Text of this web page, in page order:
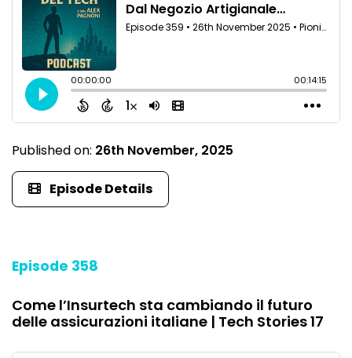
Published on: 26th November, 2025
Episode Details
Episode 358
Come l’Insurtech sta cambiando il futuro
delle assicurazioni italiane | Tech Stories 17